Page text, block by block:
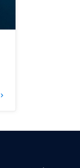
keyboard_arrow_right